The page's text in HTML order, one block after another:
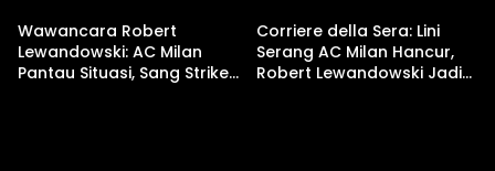
Ini!
Wawancara Robert
Lewandowski: AC Milan
Pantau Situasi, Sang Striker
Corriere della Sera: Lini
Serang AC Milan Hancur,
Robert Lewandowski Jadi